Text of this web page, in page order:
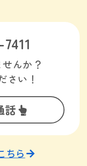
んか？
さい！
話
ちら